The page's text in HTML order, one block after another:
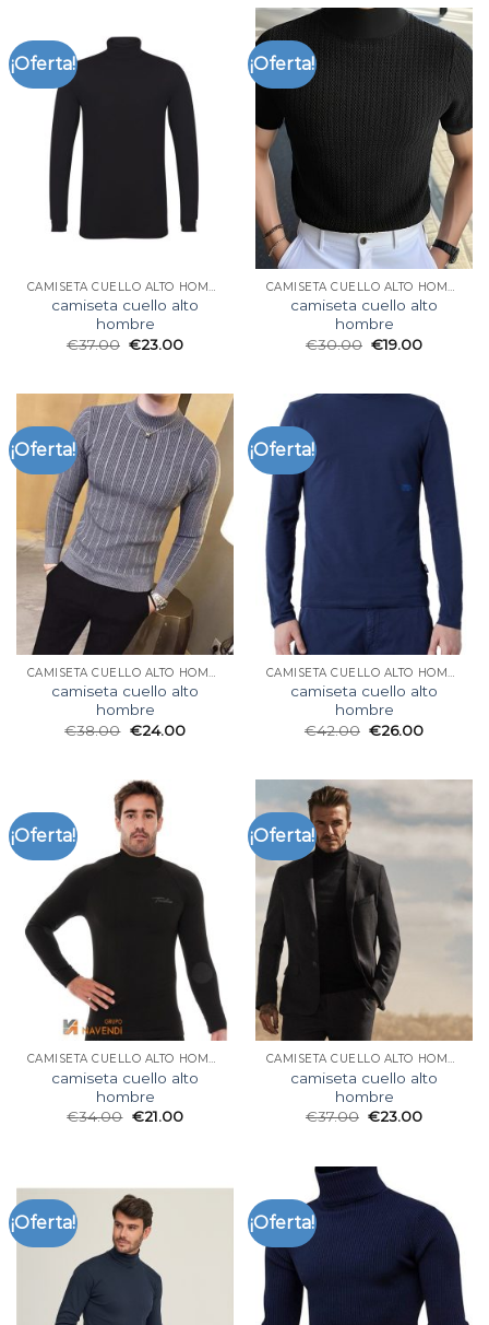
¡Oferta!
camiseta cuello alto
hombre
€37.00 €23.00
¡Oferta!
camiseta cuello alto
hombre
€30.00 €19.00
¡Oferta!
CAMISETA CUELLO ALTO HOMBRE
camiseta cuello alto
hombre
€38.00 €24.00
¡Oferta!
CAMISETA CUELLO ALTO HOMBRE
camiseta cuello alto
hombre
€42.00 €26.00
¡Oferta!
CAMISETA CUELLO ALTO HOMBRE
camiseta cuello alto
hombre
€34.00 €21.00
¡Oferta!
CAMISETA CUELLO ALTO HOMBRE
camiseta cuello alto
hombre
€37.00 €23.00
¡Oferta! ¡Oferta!